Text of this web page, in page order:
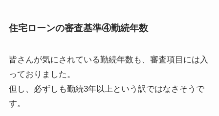
住宅ローンの審査基準④勤続年数
皆さんが気にされている勤続年数も、審査項目には入
っておりました。
但し、必ずしも勤続3年以上という訳ではなさそうで
す。